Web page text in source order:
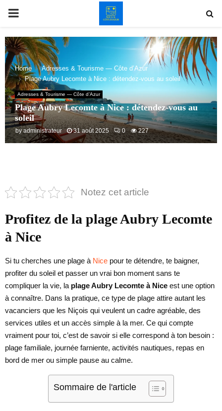
PRIMARY
MENU
Home
Adresses & Tourisme — Côte d’Azur
Plage Aubry Lecomte à Nice : détendez-vous au soleil
Adresses & Tourisme — Côte d’Azur
Plage Aubry Lecomte à Nice : détendez-vous au
soleil
byadministrateur 31 août 2025 0 227
Notez cet article
Profitez de la plage Aubry Lecomte
à Nice
Si tu cherches une plage à Nice pour te détendre, te baigner,
profiter du soleil et passer un vrai bon moment sans te
compliquer la vie, la plage Aubry Lecomte à Nice est une option
à connaître. Dans la pratique, ce type de plage attire autant les
vacanciers que les Niçois qui veulent un cadre agréable, des
services utiles et un accès simple à la mer. Ce qui compte
vraiment pour toi, c’est de savoir si elle correspond à ton besoin :
plage familiale, journée farniente, activités nautiques, repas en
bord de mer ou simple pause au calme.
Sommaire de l'article